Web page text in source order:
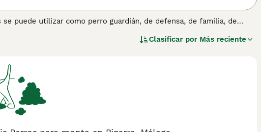
puede utilizar como perro guardián, de defensa, de familia, de
Clasificar por Más reciente